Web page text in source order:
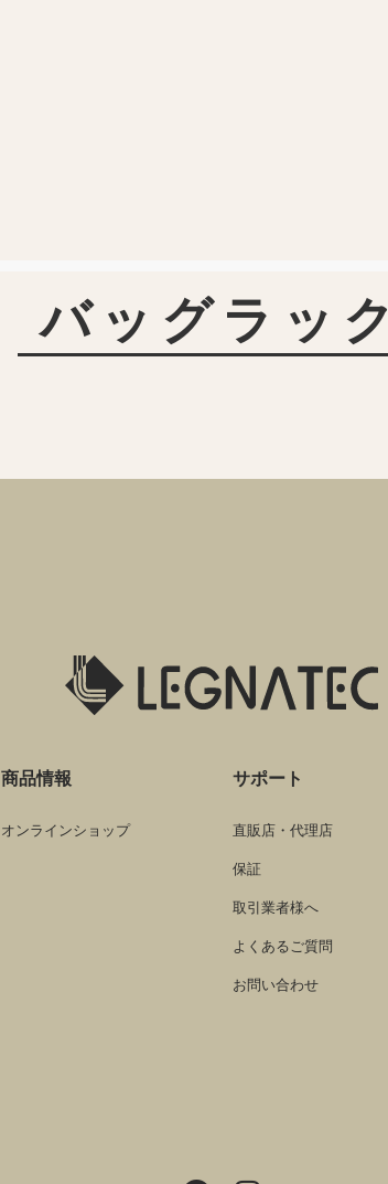
バッグラック
商品情報
オンラインショップ
サポート
直販店・代理店
保証
取引業者様へ
よくあるご質問
お問い合わせ